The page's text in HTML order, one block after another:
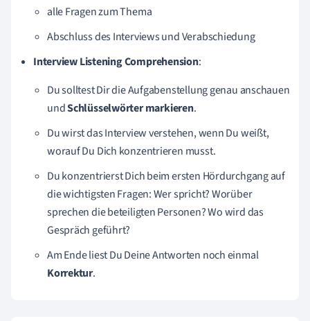
alle Fragen zum Thema
Abschluss des Interviews und Verabschiedung
InterviewListening Comprehension:
Du solltest Dir die Aufgabenstellung genau anschauen
undSchlüsselwörtermarkieren.
Du wirst das Interview verstehen, wenn Du weißt,
worauf Du Dich konzentrieren musst.
Du konzentrierst Dich beim ersten Hördurchgang auf
die wichtigsten Fragen: Wer spricht? Worüber
sprechen die beteiligten Personen? Wo wird das
Gespräch geführt?
Am Ende liest Du Deine Antworten noch einmal
Korrektur.